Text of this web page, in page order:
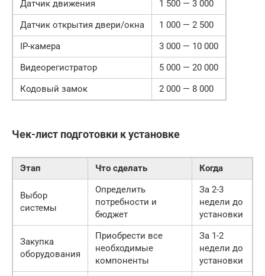
Датчик движения
1 500 — 3 000
Датчик открытия двери/окна
1 000 — 2 500
IP-камера
3 000 — 10 000
Видеорегистратор
5 000 — 20 000
Кодовый замок
2 000 — 8 000
Чек-лист подготовки к установке
Этап Что сделать Когда
Выбор
системы
Определить
потребности и
бюджет
За 2-3
недели до
установки
Закупка
оборудования
Приобрести все
необходимые
компоненты
За 1-2
недели до
установки